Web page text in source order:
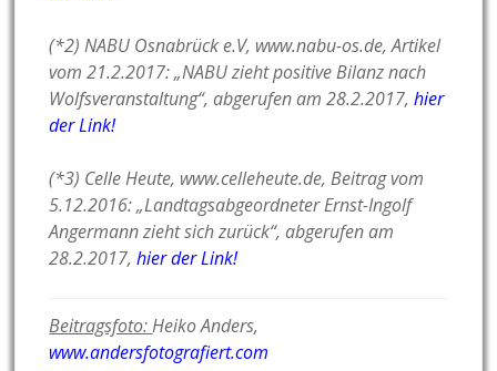
(*2) NABU Osnabrück e.V, www.nabu-os.de, Artikel
vom 21.2.2017: „NABU zieht positive Bilanz nach
Wolfsveranstaltung“, abgerufen am 28.2.2017,hier
der Link!
(*3) Celle Heute, www.celleheute.de, Beitrag vom
5.12.2016: „Landtagsabgeordneter Ernst-Ingolf
Angermann zieht sich zurück“, abgerufen am
28.2.2017, hier der Link!
Beitragsfoto:Heiko Anders,
www.andersfotografiert.com